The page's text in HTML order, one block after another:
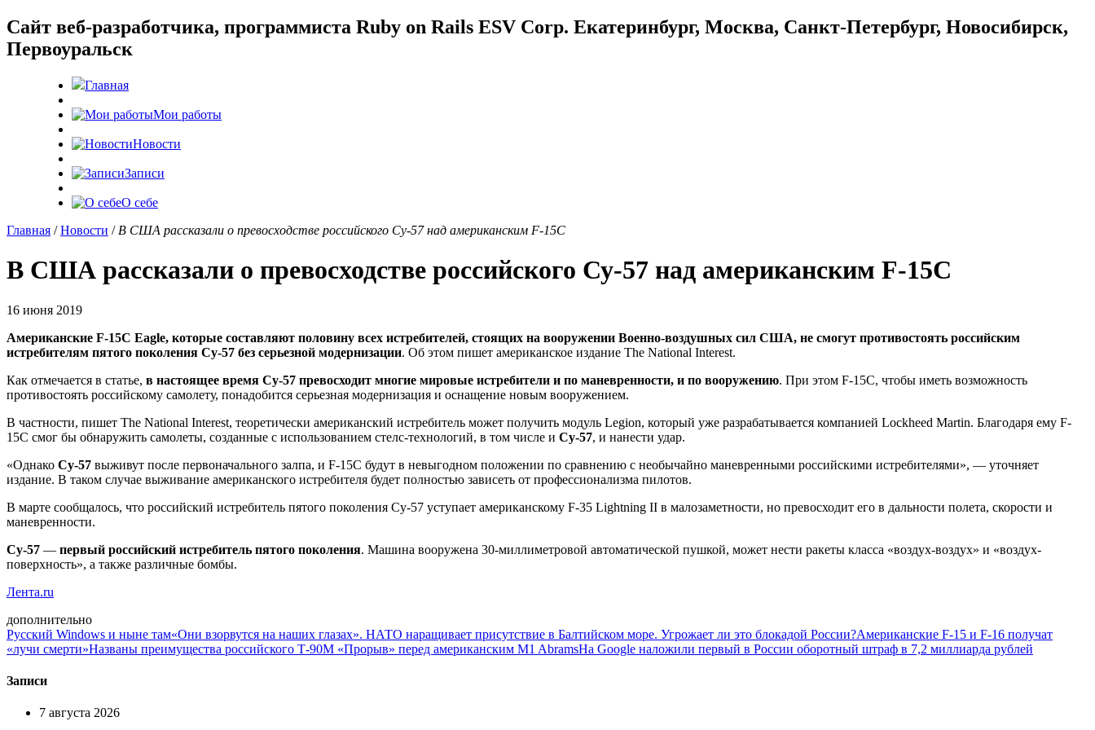
Cайт веб-разработчика, программиста Ruby on Rails ESV Corp. Екатеринбург, Москва, Санкт-Петербург, Новосибирск,
Первоуральск
Главная
Мои работы
Новости
Записи
О себе
Главная /Новости / В США рассказали о превосходстве российского Су-57 над американским F-15C
В США рассказали о превосходстве российского Су-57 над американским F-15C
16 июня 2019
Американские F-15C Eagle, которые составляют половину всех истребителей, стоящих на вооружении Военно-воздушных сил США, не смогут противостоять российским
истребителям пятого поколения Су-57 без серьезной модернизации. Об этом пишет американское издание The National Interest.
Как отмечается в статье, в настоящее время Су-57 превосходит многие мировые истребители и по маневренности, и по вооружению. При этом F-15C, чтобы иметь возможность
противостоять российскому самолету, понадобится серьезная модернизация и оснащение новым вооружением.
В частности, пишет The National Interest, теоретически американский истребитель может получить модуль Legion, который уже разрабатывается компанией Lockheed Martin. Благодаря ему F-
15C смог бы обнаружить самолеты, созданные с использованием стелс-технологий, в том числе и Су-57, и нанести удар.
«Однако Су-57 выживут после первоначального залпа, и F-15C будут в невыгодном положении по сравнению с необычайно маневренными российскими истребителями», — уточняет
издание. В таком случае выживание американского истребителя будет полностью зависеть от профессионализма пилотов.
В марте сообщалось, что российский истребитель пятого поколения Су-57 уступает американскому F-35 Lightning II в малозаметности, но превосходит его в дальности полета, скорости и
маневренности.
Су-57 — первый российский истребитель пятого поколения. Машина вооружена 30-миллиметровой автоматической пушкой, может нести ракеты класса «воздух-воздух» и «воздух-
поверхность», а также различные бомбы.
Лента.ru
дополнительно
Русский Windows и ныне там«Они взорвутся на наших глазах». НАТО наращивает присутствие в Балтийском море. Угрожает ли это блокадой России?Американские F-15 и F-16 получат
«лучи смерти»Названы преимущества российского Т-90М «Прорыв» перед американским M1 AbramsНа Google наложили первый в России оборотный штраф в 7,2 миллиарда рублей
Записи
7 августа 2026